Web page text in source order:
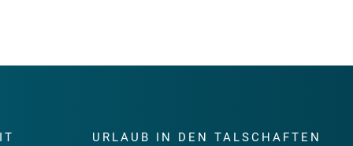
URLAUB IN DEN TALSCHAFTEN